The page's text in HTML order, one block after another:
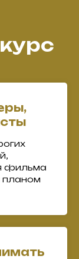
фильма
планом